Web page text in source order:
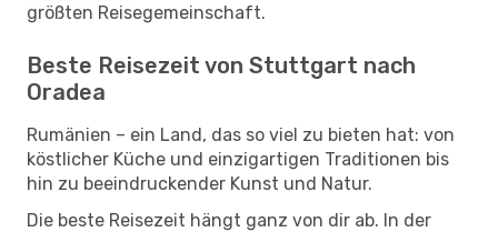
größten Reisegemeinschaft.
Beste Reisezeit von Stuttgart nach
Oradea
Rumänien – ein Land, das so viel zu bieten hat: von
köstlicher Küche und einzigartigen Traditionen bis
hin zu beeindruckender Kunst und Natur.
Die beste Reisezeit hängt ganz von dir ab. In der